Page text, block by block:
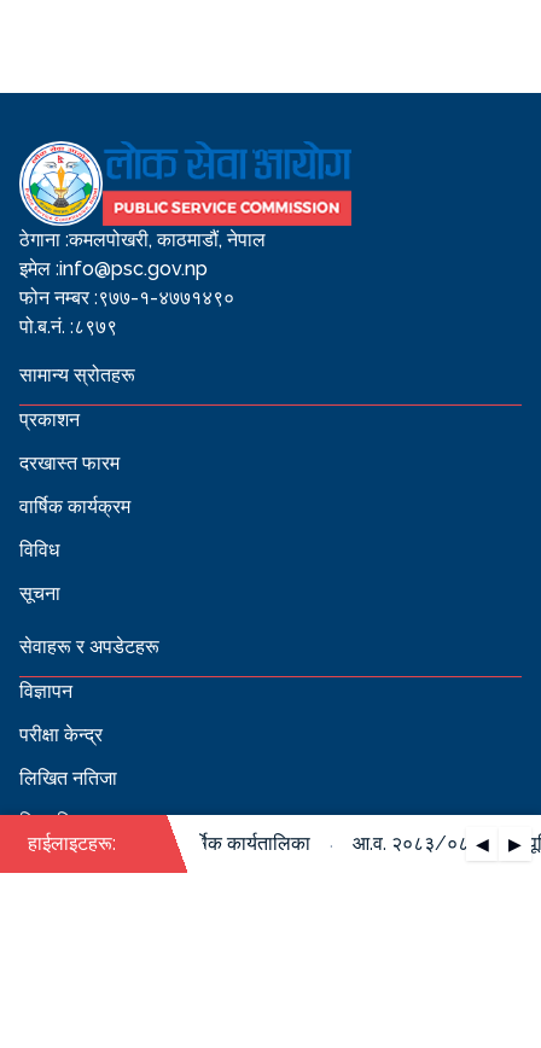
ठेगाना :कमलपोखरी, काठमाडौं, नेपाल
इमेल :info@psc.gov.np
फोन नम्बर :९७७-१-४७७१४९०
पो.ब.नं. :८९७९
सामान्य स्रोतहरू
प्रकाशन
दरखास्त फारम
वार्षिक कार्यक्रम
विविध
सूचना
सेवाहरू र अपडेटहरू
विज्ञापन
परीक्षा केन्द्र
लिखित नतिजा
सिफारिस
हाईलाइटहरू: ◀ ▶
को पदपूर्ति सम्बन्धी वार्षिक कार्यतालिका आ.व. २०८३/०८४ को पदपूर्ति